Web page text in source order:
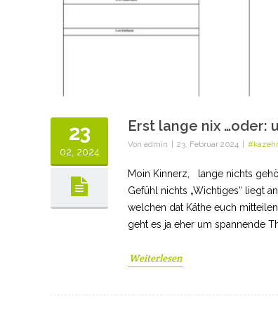
23
02, 2024
Erst lange nix …oder:
Von admin | 23. Februar 2024 |
Moin Kinnerz, lange nichts
Gefühl nichts „Wichtiges“ liegt
welchen dat Käthe euch
geht es ja eher um spannende
Weiterlesen